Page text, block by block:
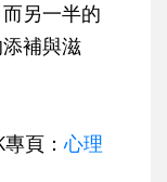
另一半的
補與滋
專頁：心理